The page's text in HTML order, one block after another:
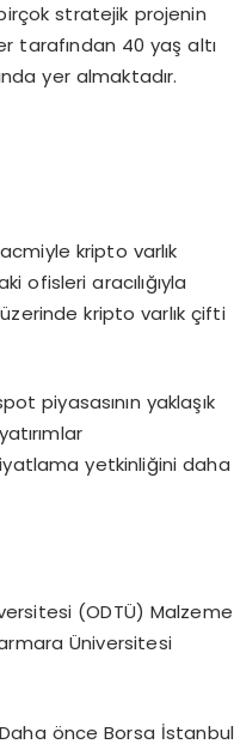
stratejik projenin
tarafından 40 yaş altı
yer almaktadır.
kripto varlık
ofisleri aracılığıyla
kripto varlık çifti
piyasasının yaklaşık
yetkinliğini daha
(ODTÜ) Malzeme
Üniversitesi
önce Borsa İstanbul